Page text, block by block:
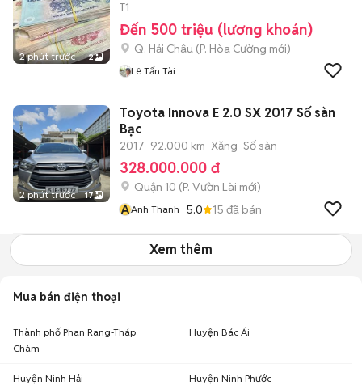
2 phút trước 2
T1
Đến 500 triệu (lương khoán)
Q. Hải Châu (P. Hòa Cường mới)
Lê Tấn Tài
2 phút trước 17
Toyota Innova E 2.0 SX 2017 Số sàn
Bạc
2017 92.000 km Xăng Số sàn
328.000.000 đ
Quận 10 (P. Vườn Lài mới)
AAnh Thanh 5.0 15 đã bán
Xem thêm
Mua bán điện thoại
Thành phố Phan Rang-Tháp
Chàm
Huyện Bác Ái
Huyện Ninh Hải Huyện Ninh Phước